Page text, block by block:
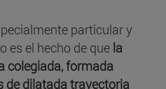
particular y
es el hecho de que la
colegiada, formada
de dilatada trayectoria